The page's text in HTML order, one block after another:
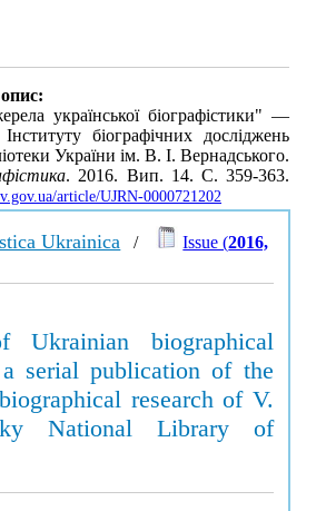
української біографістики" —
біографічних досліджень
України ім. В. І. Вернадського.
. 2016. Вип. 14. С. 359-363.
article/UJRN-0000721202
Ukrainica / Issue (2016,
Ukrainian biographical
serial publication of the
research of V.
National Library of